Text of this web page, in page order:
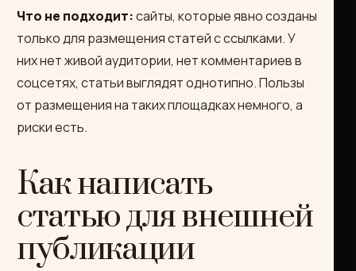
Что не подходит:сайты, которые явно созданы
только для размещения статей с ссылками. У
них нет живой аудитории, нет комментариев в
соцсетях, статьи выглядят однотипно. Пользы
от размещения на таких площадках немного, а
риски есть.
Как написать
статью для внешней
публикации